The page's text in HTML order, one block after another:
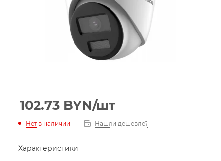
102.73 BYN/шт
Нет в наличии Нашли дешевле?
Характеристики